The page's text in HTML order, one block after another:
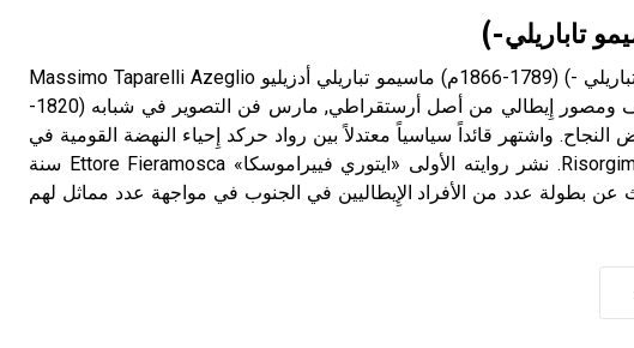
تاباريلي-)
أدزيليو (ماسيمو تباريلي -) (1789-1866م) ماسيمو تباريلي أدزيليو Massimo Taparelli Azeglio
رجل دولة ومؤلف ومصور إِيطالي من أصل أرستقراطي, مارس فن التصوير في شبابه (1820-
النجاح. واشتهر قائداً سياسياً معتدلاً بين رواد حركد إِحياء النهضة القومية في
إِيطالية [ر] Risorgimento. نشر روايته الأولى «ايتوري فييراموسكا» Ettore Fieramosca سنة
عن بطولة عدد من الأفراد الإِيطاليين في الجنوب في مواجهة عدد مماثل لهم